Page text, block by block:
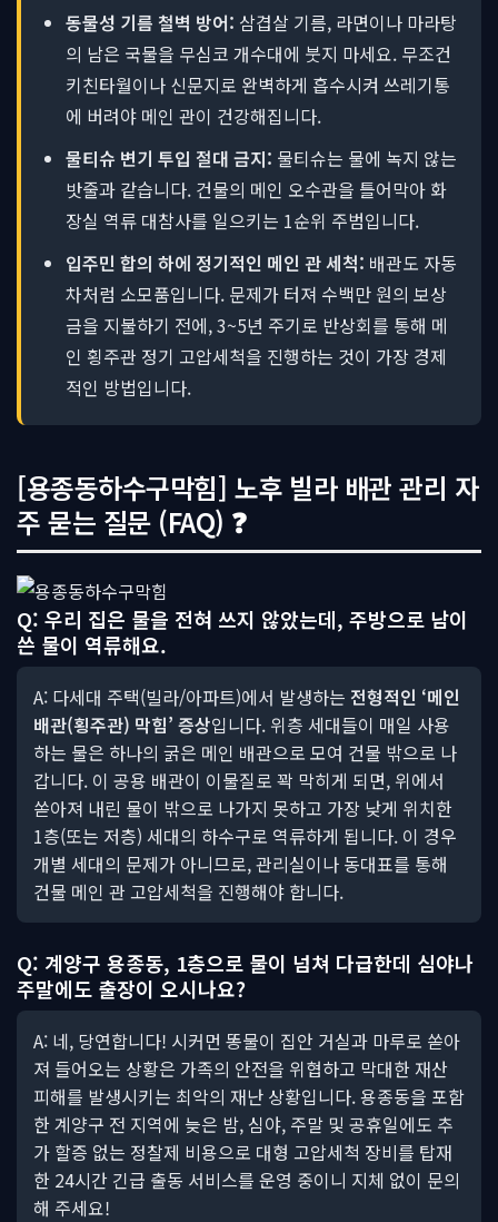
동물성 기름 철벽 방어: 삼겹살 기름, 라면이나 마라탕
의 남은 국물을 무심코 개수대에 붓지 마세요. 무조건
키친타월이나 신문지로 완벽하게 흡수시켜 쓰레기통
에 버려야 메인 관이 건강해집니다.
물티슈 변기 투입 절대 금지: 물티슈는 물에 녹지 않는
밧줄과 같습니다. 건물의 메인 오수관을 틀어막아 화
장실 역류 대참사를 일으키는 1순위 주범입니다.
입주민 합의 하에 정기적인 메인 관 세척: 배관도 자동
차처럼 소모품입니다. 문제가 터져 수백만 원의 보상
금을 지불하기 전에, 3~5년 주기로 반상회를 통해 메
인 횡주관 정기 고압세척을 진행하는 것이 가장 경제
적인 방법입니다.
[용종동하수구막힘] 노후 빌라 배관 관리 자
주 묻는 질문 (FAQ) ❓
Q: 우리 집은 물을 전혀 쓰지 않았는데, 주방으로 남이
쓴 물이 역류해요.
A: 다세대 주택(빌라/아파트)에서 발생하는 전형적인 ‘메인
배관(횡주관) 막힘’ 증상입니다. 위층 세대들이 매일 사용
하는 물은 하나의 굵은 메인 배관으로 모여 건물 밖으로 나
갑니다. 이 공용 배관이 이물질로 꽉 막히게 되면, 위에서
쏟아져 내린 물이 밖으로 나가지 못하고 가장 낮게 위치한
1층(또는 저층) 세대의 하수구로 역류하게 됩니다. 이 경우
개별 세대의 문제가 아니므로, 관리실이나 동대표를 통해
건물 메인 관 고압세척을 진행해야 합니다.
Q: 계양구 용종동, 1층으로 물이 넘쳐 다급한데 심야나
주말에도 출장이 오시나요?
A: 네, 당연합니다! 시커먼 똥물이 집안 거실과 마루로 쏟아
져 들어오는 상황은 가족의 안전을 위협하고 막대한 재산
피해를 발생시키는 최악의 재난 상황입니다. 용종동을 포함
한 계양구 전 지역에 늦은 밤, 심야, 주말 및 공휴일에도 추
가 할증 없는 정찰제 비용으로 대형 고압세척 장비를 탑재
한 24시간 긴급 출동 서비스를 운영 중이니 지체 없이 문의
해 주세요!